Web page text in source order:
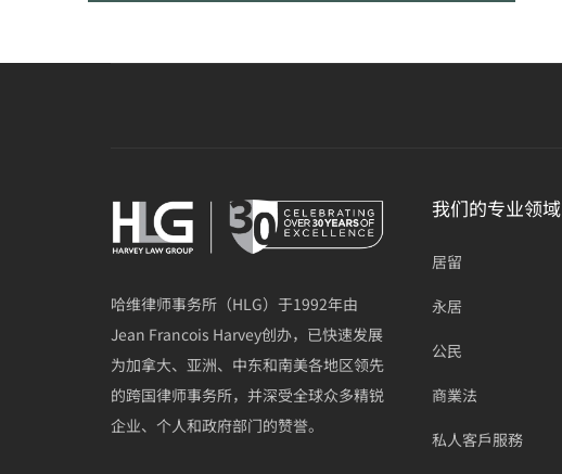
哈维律师事务所（HLG）于1992年由
Jean Francois Harvey创办，已快速发展
为加拿大、亚洲、中东和南美各地区领先
的跨国律师事务所，并深受全球众多精锐
企业、个人和政府部门的赞誉。
我们的专业领域
居留
永居
公民
商業法
私人客戶服務